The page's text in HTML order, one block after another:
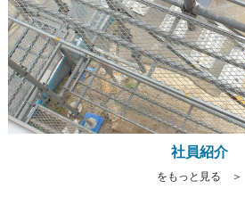
社員紹介
をもっと見る ＞